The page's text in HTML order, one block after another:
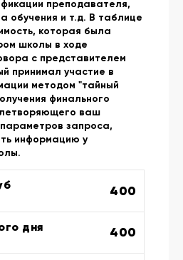
преподавателя,
обучения и т.д. В таблице
которая была
школы в ходе
с представителем
принимал участие в
методом "тайный
финального
ваш
запроса,
информацию у
400
дня 400